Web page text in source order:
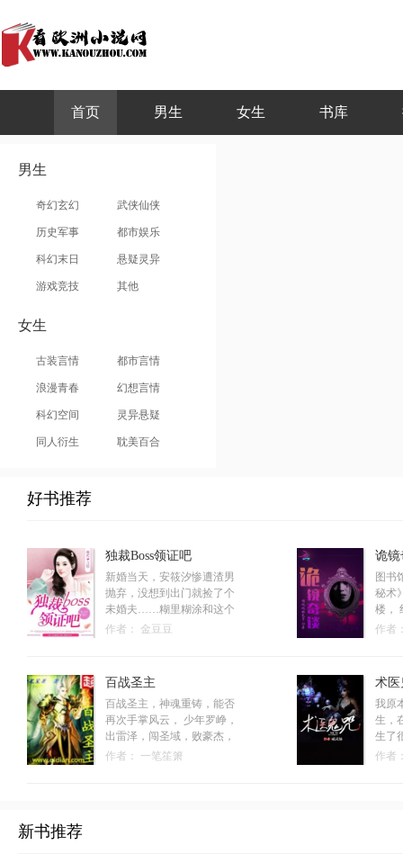
首页 男生 女生 书库
男生
奇幻玄幻 武侠仙侠
历史军事 都市娱乐
科幻末日 悬疑灵异
游戏竞技 其他
女生
古装言情 都市言情
浪漫青春 幻想言情
科幻空间 灵异悬疑
同人衍生 耽美百合
好书推荐
独裁Boss领证吧
新婚当天，安筱汐惨遭渣男
抛弃，没想到出门就捡了个
未婚夫……糊里糊涂和这个
神秘的男人领了证，从此过
磨得咯咯响，凭什么受伤的
总是她，“池少爵，我要和你
离婚。”“好，等我睡过了再
说。”池少爵一如既往的宠
溺，优雅的走到安筱汐的面
前，霸道的把她圈在怀里，
作者： 金豆豆
诡镜
图书
秘术
楼，
大学
是
惊心
礼物
网？
终点
情还
作者
百战圣主
百战圣主，神魂重铸，能否
再次手掌风云， 少年罗峥，
出雷泽，闯圣域，败豪杰，
一步步登上孤独的王者宝
作者： 一笔笙箫
术医
我原
生，
生了
于是
作者
新书推荐